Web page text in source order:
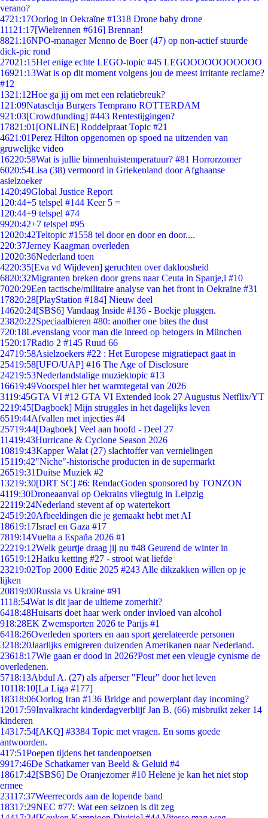
verano?
4721:17Oorlog in Oekraïne #1318 Drone baby drone
111 21:17[Wielrennen #616] Brennan!
8821:16NPO-manager Menno de Boer (47) op non-actief stuurde
dick-pic rond
27021:15Het enige echte LEGO-topic #45 LEGOOOOOOOOOOO
16921:13Wat is op dit moment volgens jou de meest irritante reclame?
#12
1321:12Hoe ga jij om met een relatiebreuk?
1 21:09Nataschja Burgers Temprano ROTTERDAM
921:03[Crowdfunding] #443 Rentestijgingen?
17821:01 [ONLINE] Roddelpraat Topic #21
4621:01Perez Hilton opgenomen op spoed na uitzenden van
gruwelijke video
16220:58Wat is jullie binnenhuistemperatuur? #81 Horrorzomer
6020:54Lisa (38) vermoord in Griekenland door Afghaanse
asielzoeker
1420:49Global Justice Report
1 20:44+5 telspel #144 Keer 5 =
1 20:44+9 telspel #74
9920:42+7 telspel #95
12020:42Teltopic #1558 tel door en door en door....
220:37Jerney Kaagman overleden
12020:36Nederland toen
4220:35[Eva vd Wijdeven] geruchten over dakloosheid
6820:32Migranten breken door grens naar Ceuta in Spanje,l #10
7020:29Een tactische/militaire analyse van het front in Oekraïne #31
17820:28[PlayStation #184] Nieuw deel
14620:24[SBS6] Vandaag Inside #136 - Boekje pluggen.
23820:22Speciaalbieren #80: another one bites the dust
720:18Levenslang voor man die inreed op betogers in München
1520:17Radio 2 #145 Ruud 66
24719:58Asielzoekers #22 : Het Europese migratiepact gaat in
25419:58[UFO/UAP] #16 The Age of Disclosure
24219:53Nederlandstalige muziektopic #13
16619:49Voorspel hier het warmtegetal van 2026
3119:45GTA VI #12 GTA VI Extended look 27 Augustus Netflix/YT
2219:45[Dagboek] Mijn struggles in het dagelijks leven
6519:44Afvallen met injecties #4
25719:44[Dagboek] Veel aan hoofd - Deel 27
11419:43Hurricane & Cyclone Season 2026
10819:43Kapper Walat (27) slachtoffer van vernielingen
15119:42"Niche"-historische producten in de supermarkt
26519:31Duitse Muziek #2
13219:30[DRT SC] #6: RendacGoden sponsored by TONZON
4119:30Droneaanval op Oekrains vliegtuig in Leipzig
22119:24Nederland stevent af op watertekort
24519:20Afbeeldingen die je gemaakt hebt met AI
18619:17Israel en Gaza #17
7819:14Vuelta a España 2026 #1
22219:12Welk geurtje draag jij nu #48 Geurend de winter in
16519:12Haiku ketting #27 - strooi wat liefde
23219:02Top 2000 Editie 2025 #243 Alle dikzakken willen op je
lijken
20819:00Russia vs Ukraine #91
1118:54Wat is dit jaar de ultieme zomerhit?
6418:48Huisarts doet haar werk onder invloed van alcohol
918:28EK Zwemsporten 2026 te Parijs #1
6418:26Overleden sporters en aan sport gerelateerde personen
3218:20Jaarlijks emigreren duizenden Amerikanen naar Nederland.
23618:17Wie gaan er dood in 2026?Post met een vleugje cynisme de
overledenen.
5718:13Abdul A. (27) als afperser "Fleur" door het leven
10118:10[La Liga #177]
18318:06Oorlog Iran #136 Bridge and powerplant day incoming?
12017:59Invalkracht kinderdagverblijf Jan B. (66) misbruikt zeker 14
kinderen
14317:54[AKQ] #3384 Topic met vragen. En soms goede
antwoorden.
417:51Poepen tijdens het tandenpoetsen
9917:46De Schatkamer van Beeld & Geluid #4
18617:42[SBS6] De Oranjezomer #10 Helene je kan het niet stop
ermee
23117:37Weerrecords aan de lopende band
18317:29NEC #77: Wat een seizoen is dit zeg